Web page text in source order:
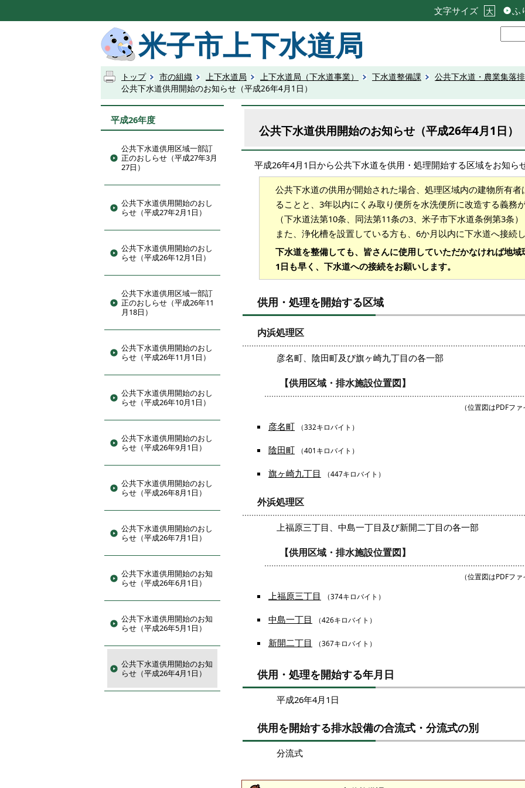
文字サイズ 大 ふ
米子市上下水道局
トップ 市の組織 上下水道局 上下水道局（下水道事業） 下水道整備課 公共下水道・農業集落
公共下水道供用開始のお知らせ（平成26年4月1日）
平成26年度
公共下水道供用区域一部訂
正のおしらせ（平成27年3月
27日）
公共下水道供用開始のおし
らせ（平成27年2月1日）
公共下水道供用開始のおし
らせ（平成26年12月1日）
公共下水道供用区域一部訂
正のおしらせ（平成26年11
月18日）
公共下水道供用開始のおし
らせ（平成26年11月1日）
公共下水道供用開始のおし
らせ（平成26年10月1日）
公共下水道供用開始のおし
らせ（平成26年9月1日）
公共下水道供用開始のおし
らせ（平成26年8月1日）
公共下水道供用開始のおし
らせ（平成26年7月1日）
公共下水道供用開始のお知
らせ（平成26年6月1日）
公共下水道供用開始のお知
らせ（平成26年5月1日）
公共下水道供用開始のお知
らせ（平成26年4月1日）
公共下水道供用開始のお知らせ（平成26年4月1日）
平成26年4月1日から公共下水道を供用・処理開始する区域をお知ら
公共下水道の供用が開始された場合、処理区域内の建物所有
ることと、3年以内にくみ取り便所を水洗便所に改造する義務が
（下水道法第10条、同法第11条の3、米子市下水道条例第3条）
また、浄化槽を設置している方も、6か月以内に下水道へ接続
下水道を整備しても、皆さんに使用していただかなければ地域
1日も早く、下水道への接続をお願いします。
供用・処理を開始する区域
内浜処理区
彦名町、陰田町及び旗ヶ崎九丁目の各一部
【供用区域・排水施設位置図】
（位置図はPDFフ
彦名町 （332キロバイト）
陰田町 （401キロバイト）
旗ヶ崎九丁目 （447キロバイト）
外浜処理区
上福原三丁目、中島一丁目及び新開二丁目の各一部
【供用区域・排水施設位置図】
（位置図はPDFフ
上福原三丁目 （374キロバイト）
中島一丁目 （426キロバイト）
新開二丁目 （367キロバイト）
供用・処理を開始する年月日
平成26年4月1日
供用を開始する排水設備の合流式・分流式の別
分流式